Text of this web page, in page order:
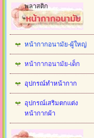
พลาสติก
หน้ากากอนามัย-ผู้ใหญ่
หน้ากากอนามัย-เด็ก
อุปกรณ์ทำหน้ากาก
อุปกรณ์เสริมตกแต่ง
หน้ากากผ้า